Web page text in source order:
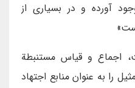
آورده و در بسيارى از
اجماع و قياس مستنبطة
را به عنوان منابع اجتهاد